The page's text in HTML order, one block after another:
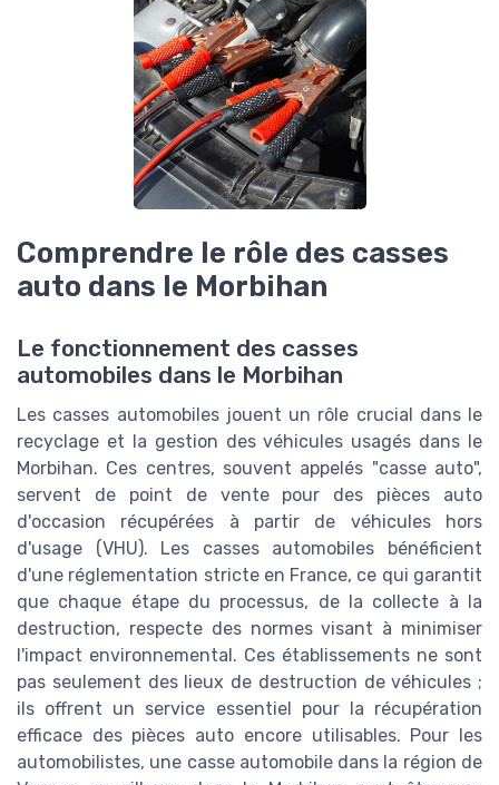
Comprendre le rôle des casses
auto dans le Morbihan
Le fonctionnement des casses
automobiles dans le Morbihan
Les casses automobiles jouent un rôle crucial dans le
recyclage et la gestion des véhicules usagés dans le
Morbihan. Ces centres, souvent appelés "casse auto",
servent de point de vente pour des pièces auto
d'occasion récupérées à partir de véhicules hors
d'usage (VHU). Les casses automobiles bénéficient
d'une réglementation stricte en France, ce qui garantit
que chaque étape du processus, de la collecte à la
destruction, respecte des normes visant à minimiser
l'impact environnemental. Ces établissements ne sont
pas seulement des lieux de destruction de véhicules ;
ils offrent un service essentiel pour la récupération
efficace des pièces auto encore utilisables. Pour les
automobilistes, une casse automobile dans la région de